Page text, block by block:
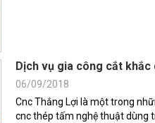
Dịch vụ gia công cắt khắc
06/09/2018
Cnc Thắng Lợi là một trong
cnc thép tấm nghệ thuật dùng